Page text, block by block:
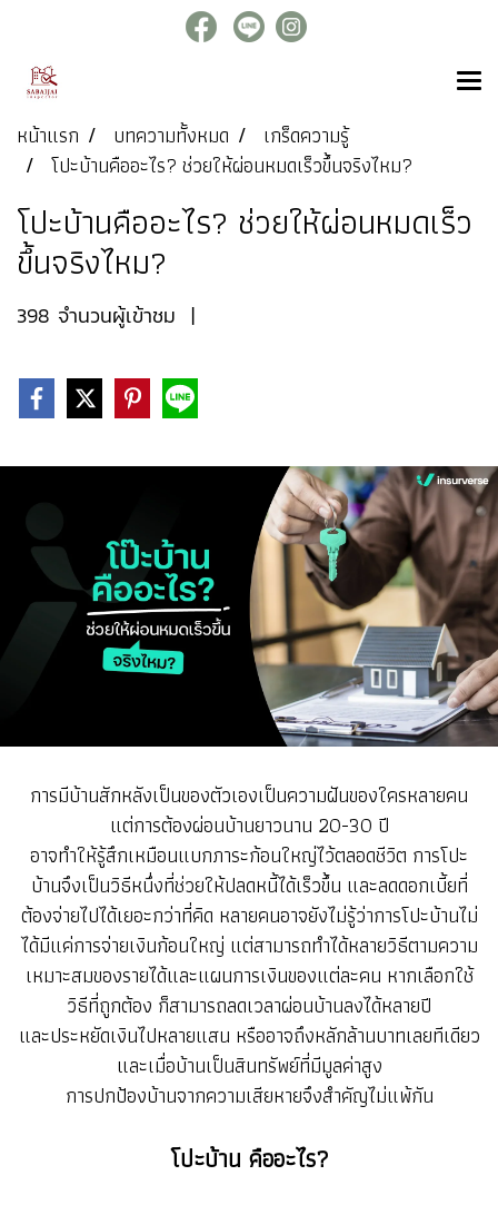
หน้าแรก บทความทั้งหมด
เกร็ดความรู้
โปะบ้านคืออะไร? ช่วยให้ผ่อนหมดเร็วขึ้นจริงไหม?
โปะบ้านคืออะไร? ช่วยให้ผ่อนหมดเร็ว
ขึ้นจริงไหม?
398 จำนวนผู้เข้าชม |
การมีบ้านสักหลังเป็นของตัวเองเป็นความฝันของใครหลายคน
แต่การต้องผ่อนบ้านยาวนาน 20-30 ปี
อาจทำให้รู้สึกเหมือนแบกภาระก้อนใหญ่ไว้ตลอดชีวิต การโปะ
บ้านจึงเป็นวิธีหนึ่งที่ช่วยให้ปลดหนี้ได้เร็วขึ้น และลดดอกเบี้ยที่
ต้องจ่ายไปได้เยอะกว่าที่คิด หลายคนอาจยังไม่รู้ว่าการโปะบ้านไม่
ได้มีแค่การจ่ายเงินก้อนใหญ่ แต่สามารถทำได้หลายวิธีตามความ
เหมาะสมของรายได้และแผนการเงินของแต่ละคน หากเลือกใช้
วิธีที่ถูกต้อง ก็สามารถลดเวลาผ่อนบ้านลงได้หลายปี
และประหยัดเงินไปหลายแสน หรืออาจถึงหลักล้านบาทเลยทีเดียว
และเมื่อบ้านเป็นสินทรัพย์ที่มีมูลค่าสูง
การปกป้องบ้านจากความเสียหายจึงสำคัญไม่แพ้กัน
โปะบ้าน คืออะไร?